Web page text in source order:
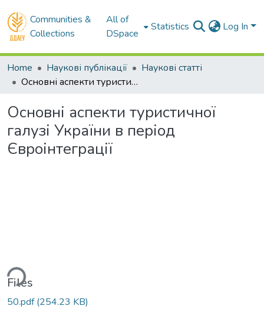
Communities &
Collections
All of
DSpace
Statistics Log In
Home Наукові публікації
Наукові статті
Основні аспекти туристичної галузі України в період Євроінтеграції
Основні аспекти туристичної
галузі України в період
Євроінтеграції
Files
50.pdf(254.23 KB)